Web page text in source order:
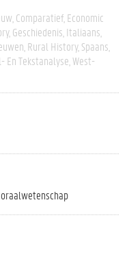
Comparatief Economic
Geschiedenis Italiaans
Rural History Spaans
En Tekstanalyse West-